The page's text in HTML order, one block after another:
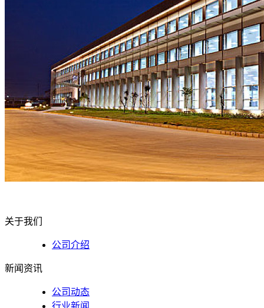
关于我们
公司介绍
新闻资讯
公司动态
行业新闻